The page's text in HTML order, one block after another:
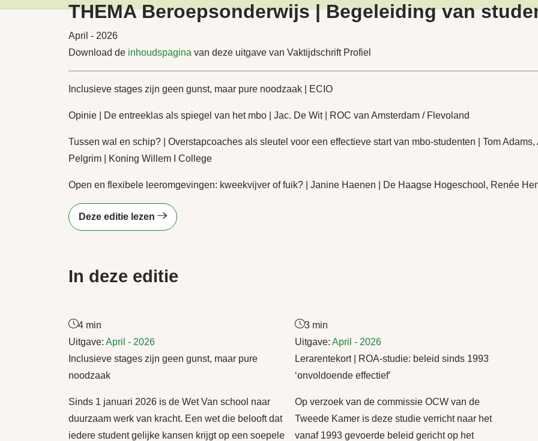
THEMA Beroepsonderwijs | Begeleiding van
April - 2026
Download de inhoudspagina van deze uitgave van Vaktijdschrift Profiel
Inclusieve stages zijn geen gunst, maar pure noodzaak | ECIO
Opinie | De entreeklas als spiegel van het mbo | Jac. De Wit | ROC van Amsterdam / Flevoland
Tussen wal en schip? | Overstapcoaches als sleutel voor een effectieve start van mbo-studenten | Tom
Pelgrim | Koning Willem I College
Open en flexibele leeromgevingen: kweekvijver of fuik? | Janine Haenen | De Haagse Hogeschool, Renée
Deze editie lezen
In deze editie
4 min
Uitgave: April - 2026
Inclusieve stages zijn geen gunst, maar pure
noodzaak
Sinds 1 januari 2026 is de Wet Van school naar
duurzaam werk van kracht. Een wet die belooft dat
iedere student gelijke kansen krijgt op een soepele
3 min
Uitgave: April - 2026
Lerarentekort | ROA-studie: beleid sinds 1993
‘onvoldoende effectief’
Op verzoek van de commissie OCW van de
Tweede Kamer is deze studie verricht naar het
vanaf 1993 gevoerde beleid gericht op het